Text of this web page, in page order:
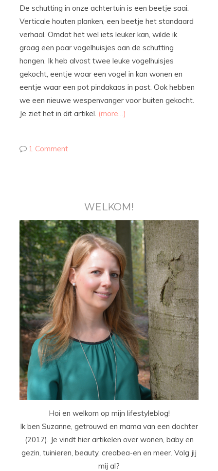
De schutting in onze achtertuin is een beetje saai.
Verticale houten planken, een beetje het standaard
verhaal. Omdat het wel iets leuker kan, wilde ik
graag een paar vogelhuisjes aan de schutting
hangen. Ik heb alvast twee leuke vogelhuisjes
gekocht, eentje waar een vogel in kan wonen en
eentje waar een pot pindakaas in past. Ook hebben
we een nieuwe wespenvanger voor buiten gekocht.
Je ziet het in dit artikel. (more…)
1 Comment
WELKOM!
Hoi en welkom op mijn lifestyleblog!
Ik ben Suzanne, getrouwd en mama van een dochter
(2017). Je vindt hier artikelen over wonen, baby en
gezin, tuinieren, beauty, creabea-en en meer. Volg jij
mij al?